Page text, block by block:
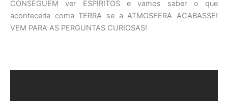
CONSEGUEM ver ESPÍRITOS e vamos saber o que
aconteceria coma TERRA se a ATMOSFERA ACABASSE!
VEM PARA AS PERGUNTAS CURIOSAS!